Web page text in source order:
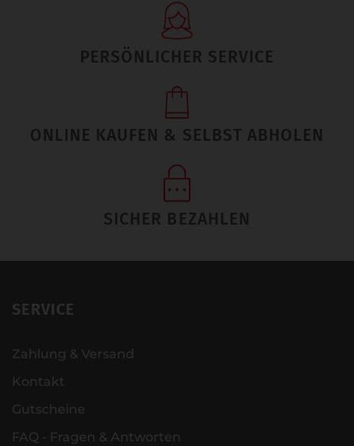
PERSÖNLICHER SERVICE
ONLINE KAUFEN & SELBST ABHOLEN
SICHER BEZAHLEN
SERVICE
Zahlung & Versand
Kontakt
Gutscheine
FAQ - Fragen & Antworten